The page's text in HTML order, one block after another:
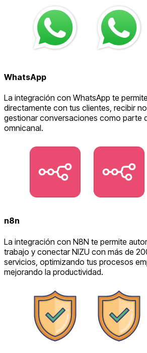
WhatsApp
La integración con WhatsApp te
directamente con tus clientes, recibir
gestionar conversaciones como parte
omnicanal.
n8n
La integración con N8N te permite
trabajo y conectar NIZU con más de
servicios, optimizando tus procesos
mejorando la productividad.